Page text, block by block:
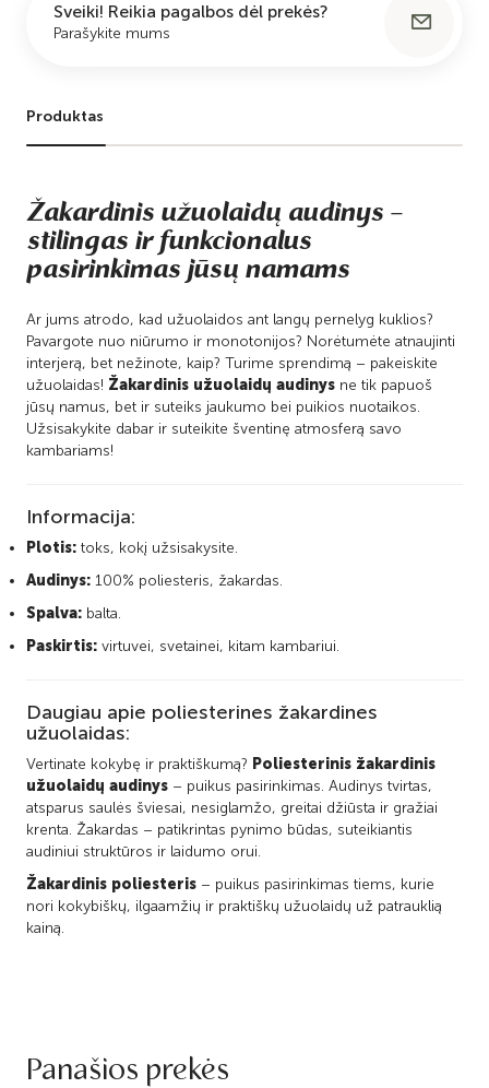
Sveiki! Reikia pagalbos dėl prekės?
Parašykite mums
Produktas
Žakardinis užuolaidų audinys –
stilingas ir funkcionalus
pasirinkimas jūsų namams
Ar jums atrodo, kad užuolaidos ant langų pernelyg kuklios?
Pavargote nuo niūrumo ir monotonijos? Norėtumėte atnaujinti
interjerą, bet nežinote, kaip? Turime sprendimą – pakeiskite
užuolaidas! Žakardinis užuolaidų audinys ne tik papuoš
jūsų namus, bet ir suteiks jaukumo bei puikios nuotaikos.
Užsisakykite dabar ir suteikite šventinę atmosferą savo
kambariams!
Informacija:
Plotis: toks, kokį užsisakysite.
Audinys: 100% poliesteris, žakardas.
Spalva: balta.
Paskirtis: virtuvei, svetainei, kitam kambariui.
Daugiau apie poliesterines žakardines
užuolaidas:
Vertinate kokybę ir praktiškumą? Poliesterinis žakardinis
užuolaidų audinys – puikus pasirinkimas. Audinys tvirtas,
atsparus saulės šviesai, nesiglamžo, greitai džiūsta ir gražiai
krenta. Žakardas – patikrintas pynimo būdas, suteikiantis
audiniui struktūros ir laidumo orui.
Žakardinis poliesteris – puikus pasirinkimas tiems, kurie
nori kokybiškų, ilgaamžių ir praktiškų užuolaidų už patrauklią
kainą.
Panašios prekės